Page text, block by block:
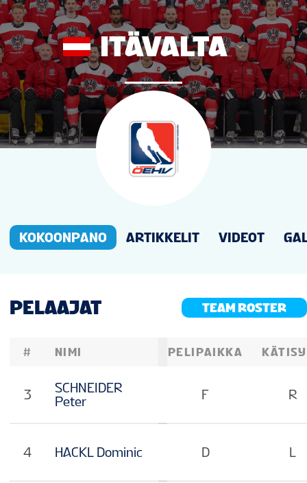
JOUKKUEET
UUTISET
TILASTOT
SIJOITUKSET
FANTASY
ITÄVALTA
KOKOONPANO ARTIKKELIT VIDEOT
PELAAJAT TEAM ROSTER
# NIMI
3
SCHNEIDER
Peter
4 HACKL Dominic
PELIPAIKKA
F R
D L